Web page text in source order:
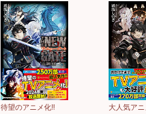
待望のアニメ化!! 大人気アニ